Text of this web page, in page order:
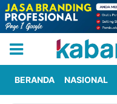
BERANDA NASIONAL